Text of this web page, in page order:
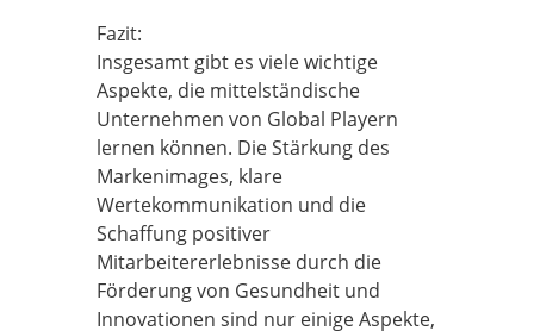
Fazit:
Insgesamt gibt es viele wichtige
Aspekte, die mittelständische
Unternehmen von Global Playern
lernen können. Die Stärkung des
Markenimages, klare
Wertekommunikation und die
Schaffung positiver
Mitarbeitererlebnisse durch die
Förderung von Gesundheit und
Innovationen sind nur einige Aspekte,